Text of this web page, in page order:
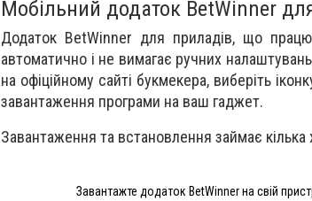
Мобільний додаток BetWinner
Додаток BetWinner для приладів, що
автоматично і не вимагає ручних
на офіційному сайті букмекера, виберіть
завантаження програми на ваш гаджет.
Завантаження та встановлення займає
Завантажте додаток BetWinner на свій